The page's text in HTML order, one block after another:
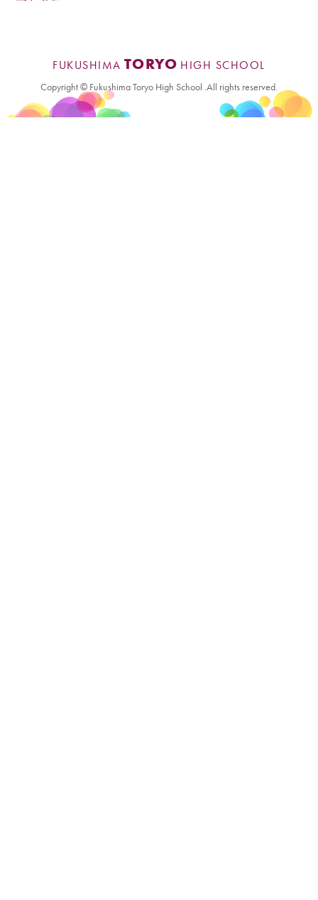
FUKUSHIMA TORYO HIGH SCHOOL
Copyright © Fukushima Toryo High School .All rights reserved.